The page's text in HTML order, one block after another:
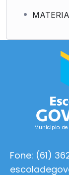
Fone: (61)